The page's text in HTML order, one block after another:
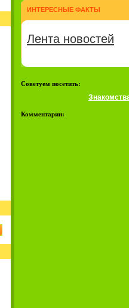
ИНТЕРЕСНЫЕ ФАКТЫ
Лента новостей
Советуем посетить:
Комментарии: